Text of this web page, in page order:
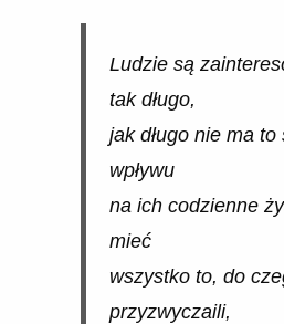
Ludzie są
tak długo,
jak długo nie ma
wpływu
na ich codzienne
mieć
wszystko to, do
przyzwyczaili,